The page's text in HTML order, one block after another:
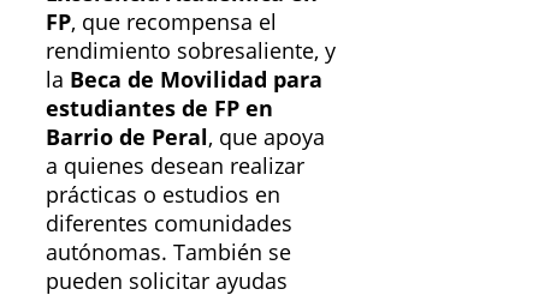
FP, que recompensa el
rendimiento sobresaliente, y
la Beca de Movilidad para
estudiantes de FP en
Barrio de Peral, que apoya
a quienes desean realizar
prácticas o estudios en
diferentes comunidades
autónomas. También se
pueden solicitar ayudas